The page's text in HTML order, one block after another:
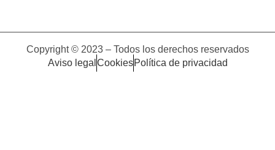
Copyright © 2023 – Todos los derechos reservados
Aviso legal Cookies Política de privacidad